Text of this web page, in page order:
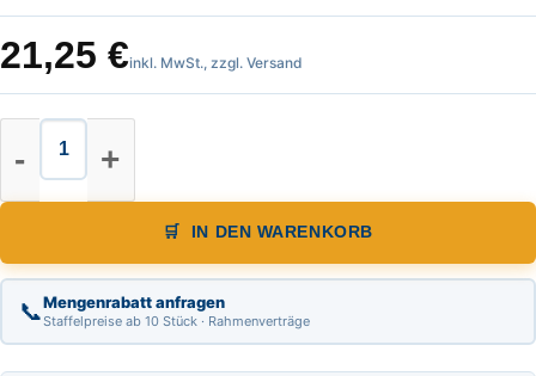
21,25 €inkl. MwSt., zzgl. Versand
Taschenroll Massband 5 m, mit
IN DEN WARENKORB
📞Mengenrabatt anfragen
Staffelpreise ab 10 Stück · Rahmenverträge